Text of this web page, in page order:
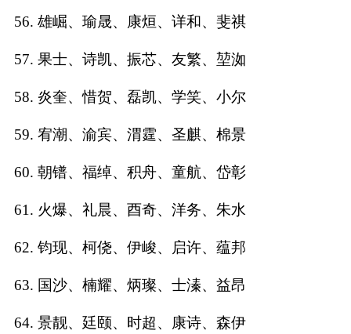
56. 雄崛、瑜晟、康烜、详和、斐祺
57. 果士、诗凯、振芯、友繁、堃洳
58. 炎奎、惜贺、磊凯、学笑、小尔
59. 宥潮、渝宾、渭霆、圣麒、棉景
60. 朝镨、福绰、积舟、童航、岱彰
61. 火爆、礼晨、酉奇、洋务、朱水
62. 钧现、柯侥、伊峻、启许、蕴邦
63. 国沙、楠耀、炳璨、士溱、益昂
64. 景靓、廷颐、时超、康诗、森伊